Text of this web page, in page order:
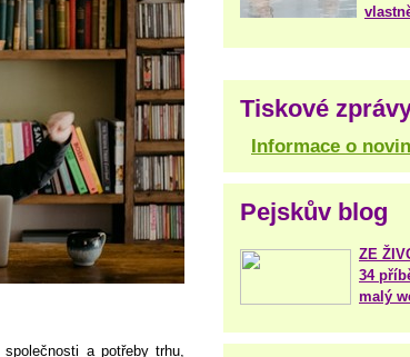
a potřeby trhu,
Tiskové
Informace o
Pejskův blog
ZE
34
malý